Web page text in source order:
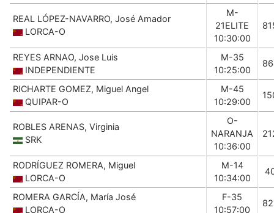
REAL LÓPEZ-NAVARRO, José Amador
LORCA-O
M-
21ELITE
10:30:00
REYES ARNAO, Jose Luis
INDEPENDIENTE
M-35
10:25:00
RICHARTE GOMEZ, Miguel Angel
QUIPAR-O
M-45
10:29:00
ROBLES ARENAS, Virginia
SRK
O-
NARANJA
10:36:00
RODRÍGUEZ ROMERA, Miguel
LORCA-O
M-14
10:34:00
ROMERA GARCÍA, María José
LORCA-O
F-35
10:57:00